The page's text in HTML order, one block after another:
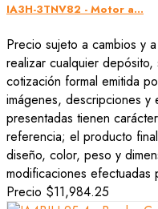
IA3H-3TNV82 - Motor a...
Precio sujeto a cambios y
realizar cualquier
cotización formal emitida
imágenes, descripciones y
presentadas tienen
referencia; el producto
diseño, color, peso y
modificaciones efectuadas
Precio $11,984.25